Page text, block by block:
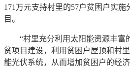
171万元支持村里的57户贫困户实施
目。
“村里充分利用太阳能资源丰富
贫项目建设，利用贫困户屋顶和村
能光伏系统，从而增加贫困户的经